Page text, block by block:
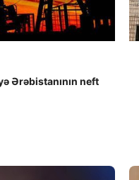
Ərəbistanının neft